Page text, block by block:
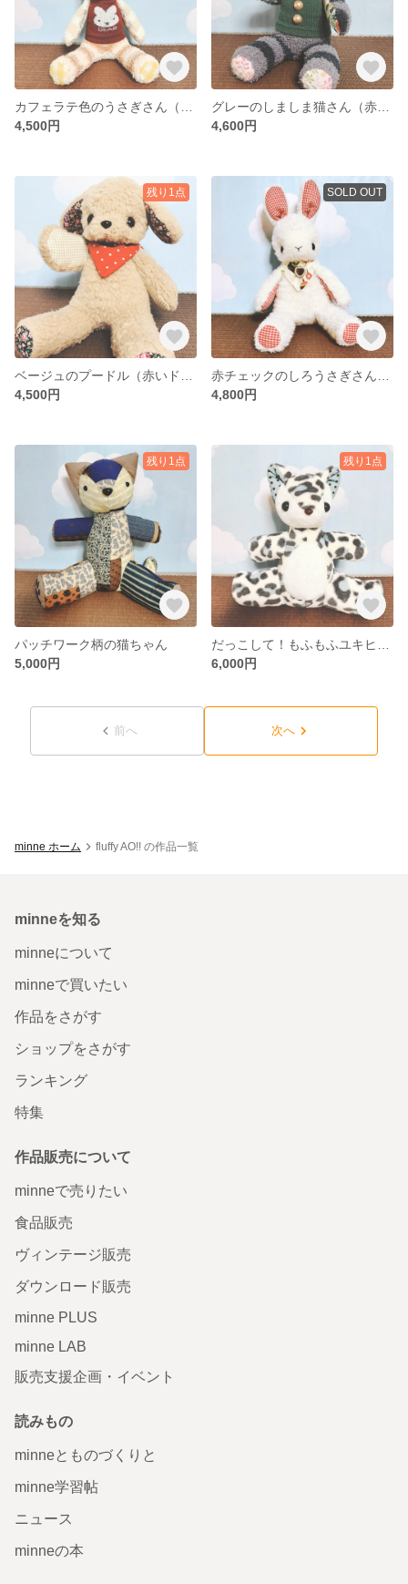
4,500円
4,600円
残り1点
4,500円
SOLD OUT
4,800円
残り1点
パッチワーク柄の猫ちゃん
5,000円
残り1点
6,000円
前へ 次へ
minne ホーム fluffy AO!! の作品一覧
minneを知る
minneについて
minneで買いたい
作品をさがす
ショップをさがす
ランキング
特集
作品販売について
minneで売りたい
食品販売
ヴィンテージ販売
ダウンロード販売
minne PLUS
minne LAB
販売支援企画・イベント
読みもの
minneとものづくりと
minne学習帖
ニュース
minneの本